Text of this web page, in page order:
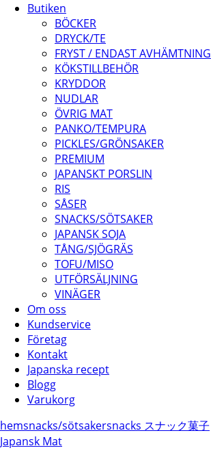
Butiken
BÖCKER
DRYCK/TE
FRYST / ENDAST AVHÄMTNING
KÖKSTILLBEHÖR
KRYDDOR
NUDLAR
ÖVRIG MAT
PANKO/TEMPURA
PICKLES/GRÖNSAKER
PREMIUM
JAPANSKT PORSLIN
RIS
SÅSER
SNACKS/SÖTSAKER
JAPANSK SOJA
TÅNG/SJÖGRÄS
TOFU/MISO
UTFÖRSÄLJNING
VINÄGER
Om oss
Kundservice
Företag
Kontakt
Japanska recept
Blogg
Varukorg
hemsnacks/sötsakersnacks スナック菓子
Japansk Mat